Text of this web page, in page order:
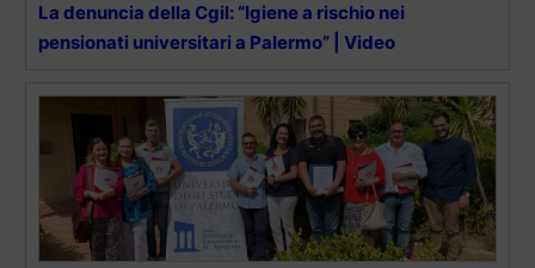
La denuncia della Cgil: “Igiene a rischio nei
pensionati universitari a Palermo” | Video